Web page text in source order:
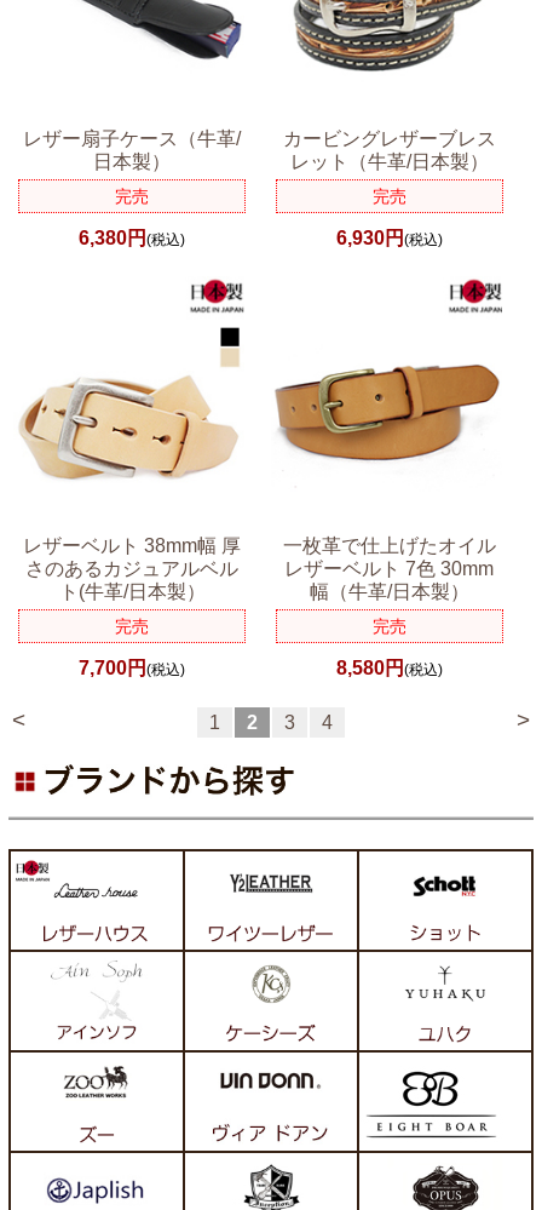
レザー扇子ケース（牛革/
日本製）
完売
6,380円(税込)
カービングレザーブレス
レット（牛革/日本製）
完売
6,930円 (税込)
レザーベルト 38mm幅 厚
さのあるカジュアルベル
ト(牛革/日本製）
完売
7,700円(税込)
一枚革で仕上げたオイル
レザーベルト 7色 30mm
幅（牛革/日本製）
完売
8,580円 (税込)
< >
1 2 3 4